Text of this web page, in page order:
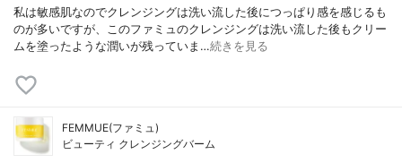
私は敏感肌なのでクレンジングは洗い流した後につっぱり感を感じるも
のが多いですが、このファミュのクレンジングは洗い流した後もクリー
ムを塗ったような潤いが残っていま…続きを見る
FEMMUE(ファミュ)
ビューティ クレンジングバーム